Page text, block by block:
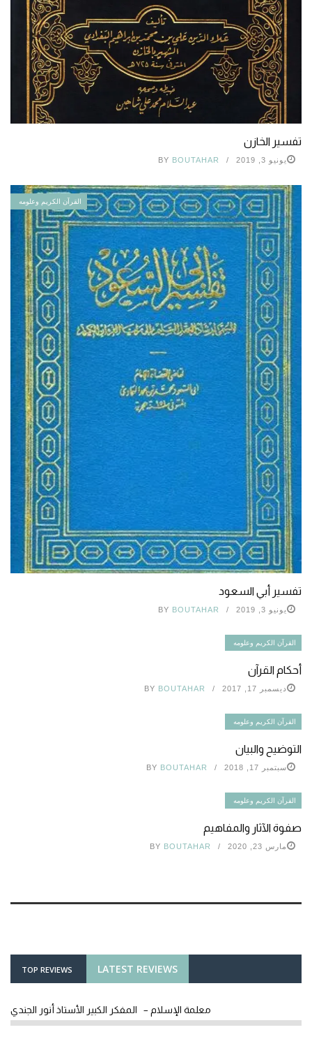
تفسير الخازن
يونيو 3, 2019 BY BOUTAHAR
القرآن الكريم وعلومه
تفسير أبي السعود
يونيو 3, 2019 BY BOUTAHAR
القرآن الكريم وعلومه
أحكام القرآن
ديسمبر 17, 2017 BY BOUTAHAR
القرآن الكريم وعلومه
التوضيح والبيان
سبتمبر 17, 2018 BY BOUTAHAR
القرآن الكريم وعلومه
صفوة الآثار والمفاهيم
مارس 23, 2020 BY BOUTAHAR
LATEST REVIEWS
TOP REVIEWS
معلمة الإسلام – المفكر الكبير الأستاذ أنور الجندي